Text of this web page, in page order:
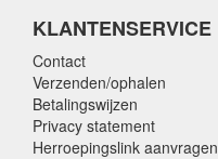
KLANTENSERVICE
Contact
Verzenden/ophalen
Betalingswijzen
Privacy statement
Herroepingslink aanvragen